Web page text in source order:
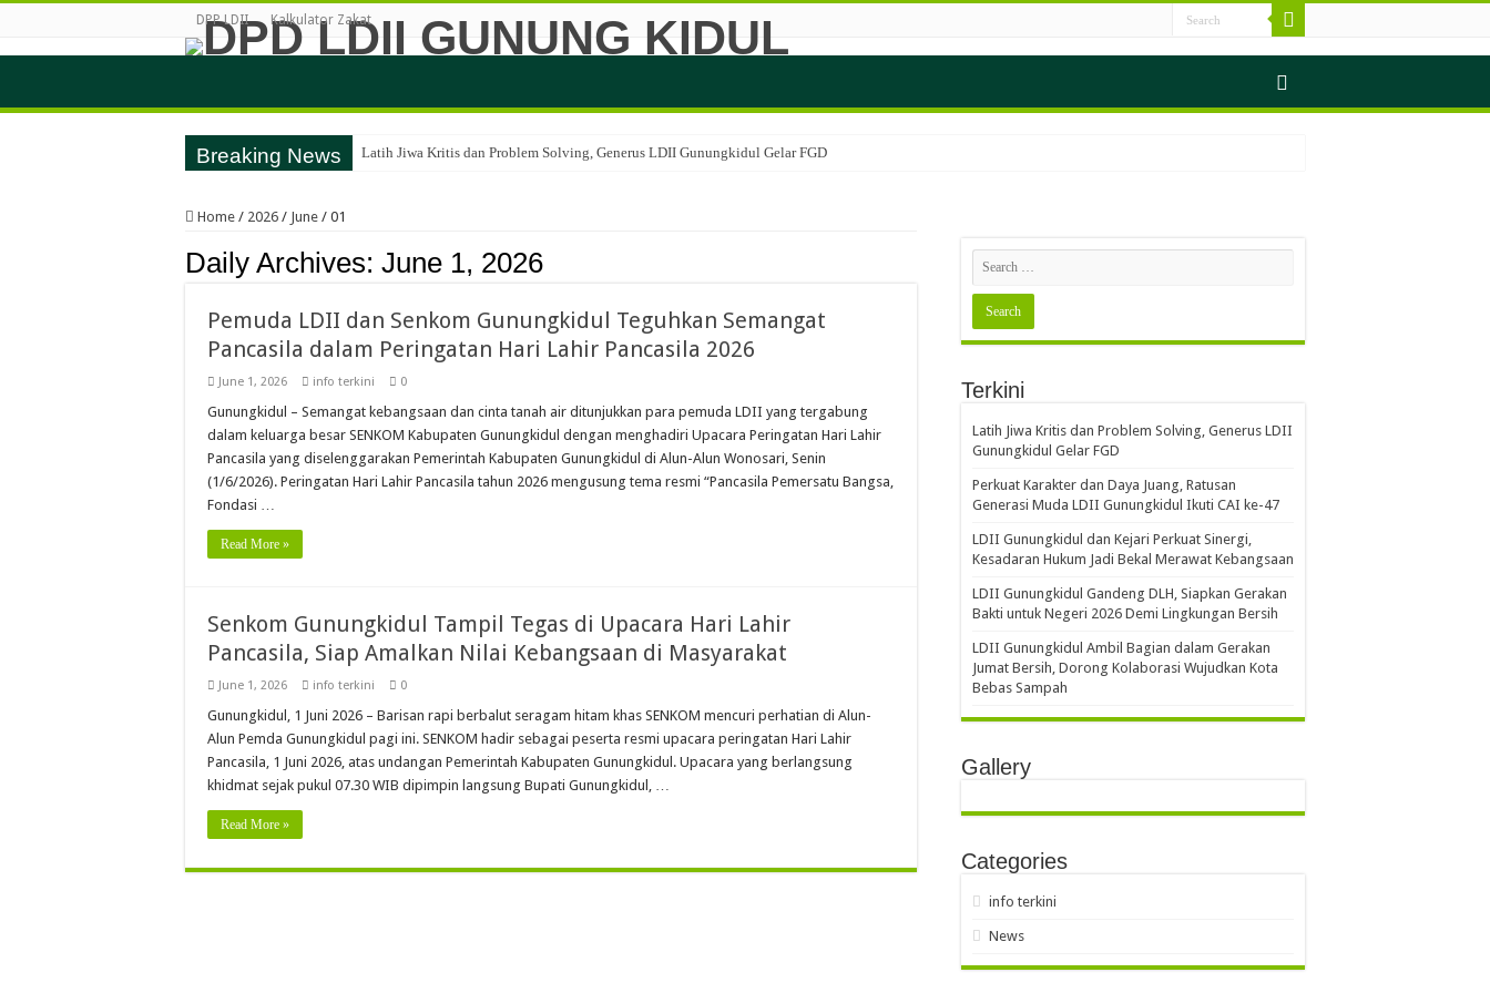
DPP LDII Kalkulator Zakat
Breaking News Latih Jiwa Kritis dan Problem Solving, Generus LDII Gunungkidul Gelar FGD
LDII Gunungkidul Gandeng DLH, Siapkan Gerakan Bakti untuk Negeri 2026 Demi Lingkungan Bersih
LDII Gunungkidul Ambil Bagian dalam Gerakan Jumat Bersih, Dorong Kolaborasi Wujudkan Kota Bebas Sampah
Festival Anak Sholeh 2026 LDII Gunungkidul Perkuat Keilmuan Agama Generasi Penerus Sejak Dini
LDII Gunungkidul dan BSI Jalin Kerjasama, Perkuat Ekosistem Ekonomi Syariah untuk Pelaku Usaha
Generus Gunungkidul Ukir Prestasi Nasional, Alfan Fadillah Buktikan Kuliah Fisika dan Mondok Bisa Berjalan Seimbang
FGD LDII Gunungkidul Kupas Psikologi Anak dan Remaja, Perkuat Strategi Cetak Generasi Berkarakter
LDII Gunungkidul Ikuti Aksi Bersih-Bersih Sampah Memperingati Hari Lingkungan Hidup Sedunia dan Gerakan Indonesia ASRI
Home / 2026 / June / 01
Daily Archives: June 1, 2026
Pemuda LDII dan Senkom Gunungkidul Teguhkan Semangat
Pancasila dalam Peringatan Hari Lahir Pancasila 2026
June 1, 2026 info terkini 0
Gunungkidul – Semangat kebangsaan dan cinta tanah air ditunjukkan para pemuda LDII yang tergabung
dalam keluarga besar SENKOM Kabupaten Gunungkidul dengan menghadiri Upacara Peringatan Hari Lahir
Pancasila yang diselenggarakan Pemerintah Kabupaten Gunungkidul di Alun-Alun Wonosari, Senin
(1/6/2026). Peringatan Hari Lahir Pancasila tahun 2026 mengusung tema resmi “Pancasila Pemersatu Bangsa,
Fondasi …
Read More »
Senkom Gunungkidul Tampil Tegas di Upacara Hari Lahir
Pancasila, Siap Amalkan Nilai Kebangsaan di Masyarakat
June 1, 2026 info terkini 0
Gunungkidul, 1 Juni 2026 – Barisan rapi berbalut seragam hitam khas SENKOM mencuri perhatian di Alun-
Alun Pemda Gunungkidul pagi ini. SENKOM hadir sebagai peserta resmi upacara peringatan Hari Lahir
Pancasila, 1 Juni 2026, atas undangan Pemerintah Kabupaten Gunungkidul. Upacara yang berlangsung
khidmat sejak pukul 07.30 WIB dipimpin langsung Bupati Gunungkidul, …
Read More »
Terkini
Latih Jiwa Kritis dan Problem Solving, Generus LDII
Gunungkidul Gelar FGD
Perkuat Karakter dan Daya Juang, Ratusan
Generasi Muda LDII Gunungkidul Ikuti CAI ke-47
LDII Gunungkidul dan Kejari Perkuat Sinergi,
Kesadaran Hukum Jadi Bekal Merawat Kebangsaan
LDII Gunungkidul Gandeng DLH, Siapkan Gerakan
Bakti untuk Negeri 2026 Demi Lingkungan Bersih
LDII Gunungkidul Ambil Bagian dalam Gerakan
Jumat Bersih, Dorong Kolaborasi Wujudkan Kota
Bebas Sampah
Gallery
Categories
info terkini
News